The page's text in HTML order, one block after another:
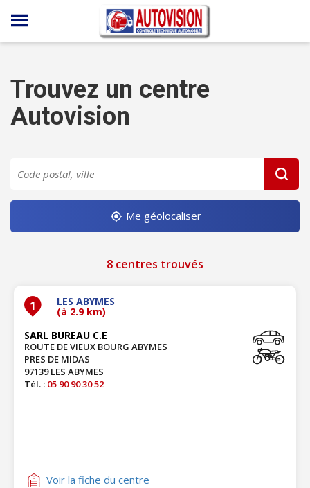
Panneau de gestion des cookies
Trouvez un centre
Autovision
Me géolocaliser
8 centres trouvés
1 LES ABYMES
(à 2.9 km)
SARL BUREAU C.E
ROUTE DE VIEUX BOURG ABYMES
PRES DE MIDAS
97139 LES ABYMES
Tél. : 05 90 90 30 52
Voir la fiche du centre